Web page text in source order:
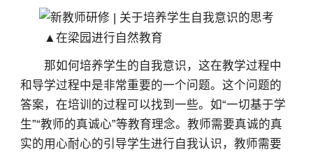
▲在梁园进行自然教育
那如何培养学生的自我意识，这在教学过程中
和导学过程中是非常重要的一个问题。这个问题的
答案，在培训的过程可以找到一些。如“一切基于学
生”“教师的真诚心”等教育理念。教师需要真诚的真
实的用心耐心的引导学生进行自我认识，教师需要